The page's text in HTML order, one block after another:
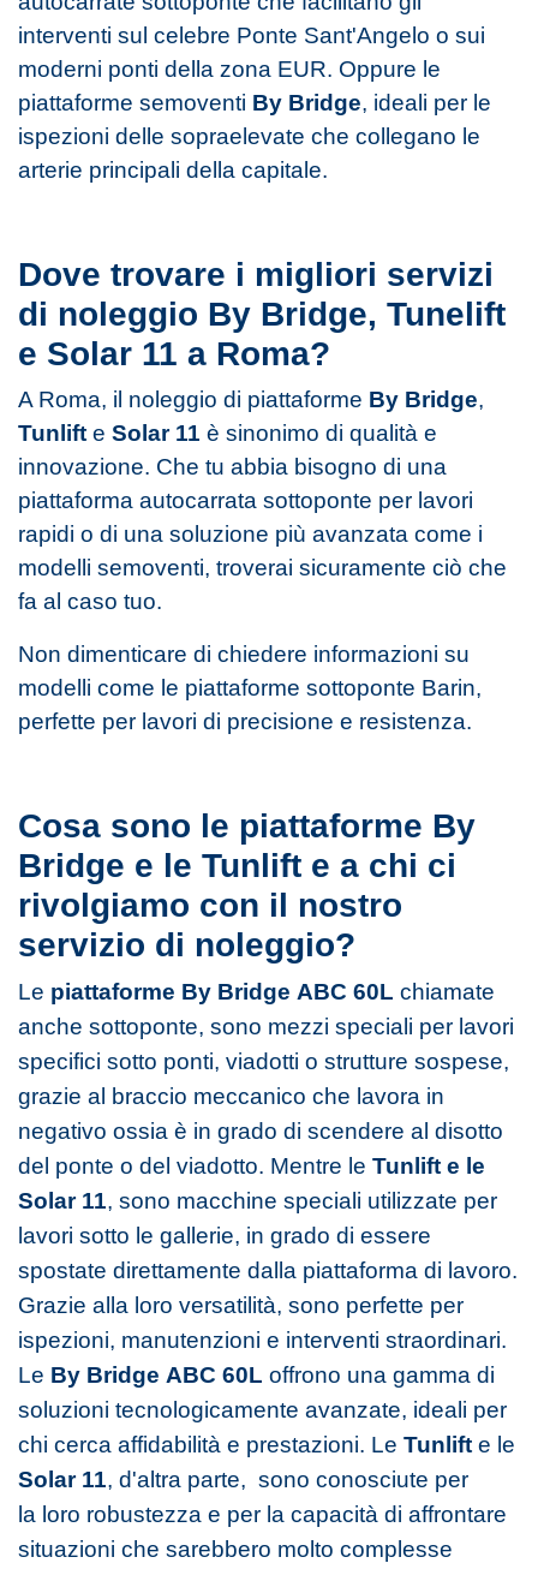
interventi sul celebre Ponte Sant'Angelo o sui
moderni ponti della zona EUR. Oppure le
piattaforme semoventi By Bridge, ideali per le
ispezioni delle sopraelevate che collegano le
arterie principali della capitale.
Dove trovare i migliori servizi
di noleggio By Bridge, Tunelift
e Solar 11 a Roma?
A Roma, il noleggio di piattaforme By Bridge,
Tunlift e Solar 11 è sinonimo di qualità e
innovazione. Che tu abbia bisogno di una
piattaforma autocarrata sottoponte per lavori
rapidi o di una soluzione più avanzata come i
modelli semoventi, troverai sicuramente ciò che
fa al caso tuo.
Non dimenticare di chiedere informazioni su
modelli come le piattaforme sottoponte Barin,
perfette per lavori di precisione e resistenza.
Cosa sono le piattaforme By
Bridge e le Tunlift e a chi ci
rivolgiamo con il nostro
servizio di noleggio?
Le piattaforme By Bridge ABC 60L chiamate
anche sottoponte, sono mezzi speciali per lavori
specifici sotto ponti, viadotti o strutture sospese,
grazie al braccio meccanico che lavora in
negativo ossia è in grado di scendere al disotto
del ponte o del viadotto. Mentre le Tunlift e le
Solar 11, sono macchine speciali utilizzate per
lavori sotto le gallerie, in grado di essere
spostate direttamente dalla piattaforma di lavoro.
Grazie alla loro versatilità, sono perfette per
ispezioni, manutenzioni e interventi straordinari.
Le By Bridge ABC 60L offrono una gamma di
soluzioni tecnologicamente avanzate, ideali per
chi cerca affidabilità e prestazioni. Le Tunlift e le
Solar 11, d'altra parte, sono conosciute per
la loro robustezza e per la capacità di affrontare
situazioni che sarebbero molto complesse